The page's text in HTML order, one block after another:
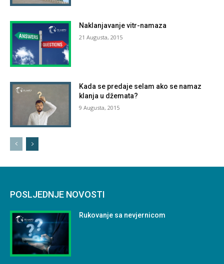
Naklanjavanje vitr-namaza
21 Augusta, 2015
Kada se predaje selam ako se namaz
klanja u džemata?
9 Augusta, 2015
POSLJEDNJE NOVOSTI
Rukovanje sa nevjernicom